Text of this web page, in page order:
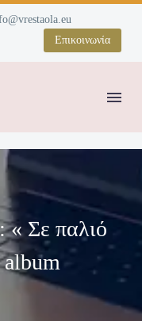
Επικοινωνία
« Σε παλιό
album